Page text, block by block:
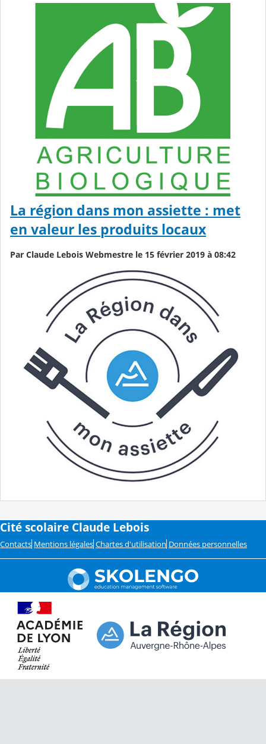
La région dans mon assiette : met
en valeur les produits locaux
Par Claude Lebois Webmestre le 15 février 2019 à 08:42
Cité scolaire Claude Lebois
Contacts Mentions légales Chartes d'utilisation Données personnelles